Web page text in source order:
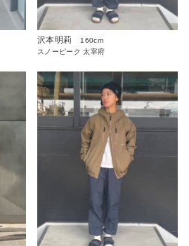
沢本明莉
160cm
スノーピーク 太宰府